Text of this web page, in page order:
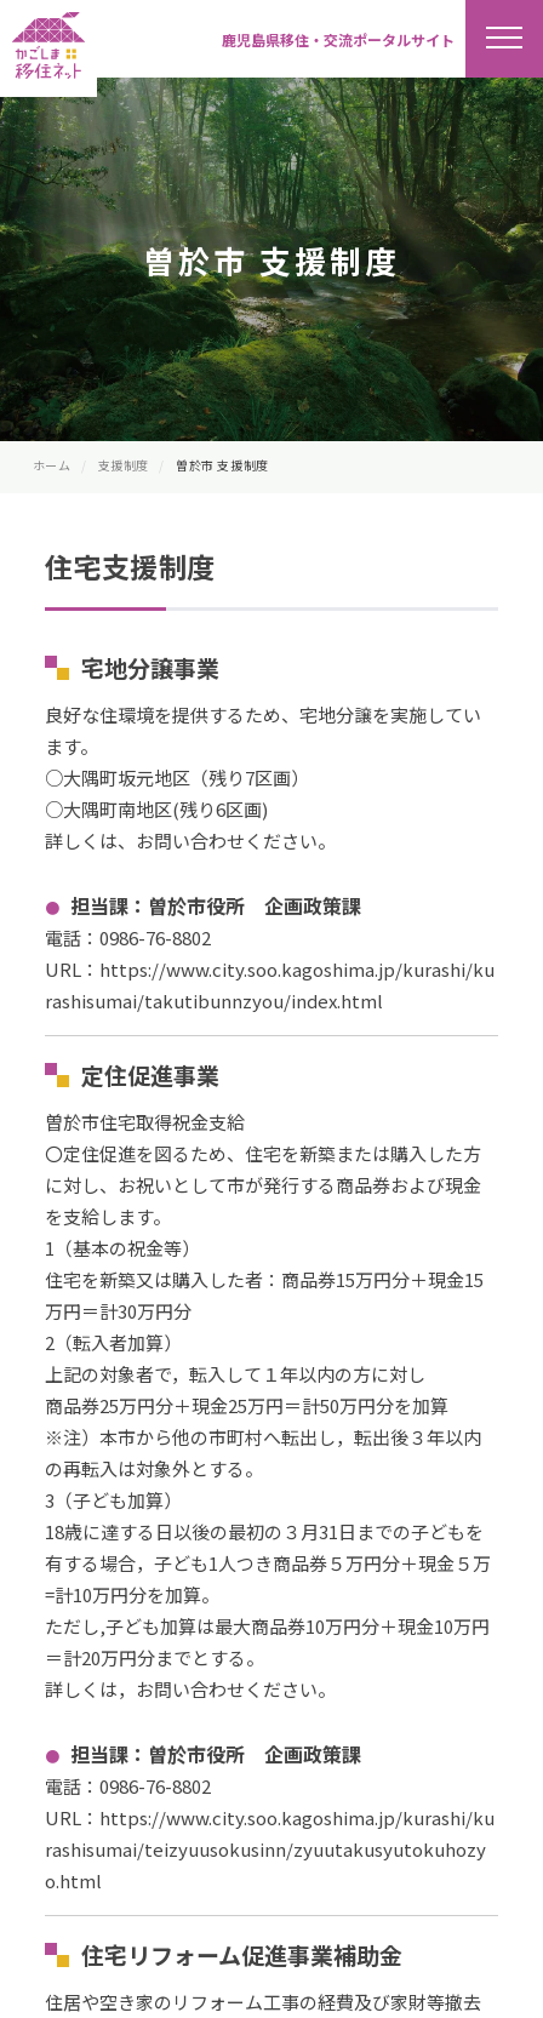
鹿児島県移住・交流ポータルサイト
曽於市 支援制度
ホーム 支援制度 曽於市 支援制度
住宅支援制度
宅地分譲事業
良好な住環境を提供するため、宅地分譲を実施してい
ます。
○大隅町坂元地区（残り7区画）
○大隅町南地区(残り6区画)
詳しくは、お問い合わせください。
担当課：曽於市役所 企画政策課
電話：0986-76-8802
URL： https://www.city.soo.kagoshima.jp/kurashi/ku
rashisumai/takutibunnzyou/index.html
定住促進事業
曽於市住宅取得祝金支給
〇定住促進を図るため、住宅を新築または購入した方
に対し、お祝いとして市が発行する商品券および現金
を支給します。
1（基本の祝金等）
住宅を新築又は購入した者：商品券15万円分＋現金15
万円＝計30万円分
2（転入者加算）
上記の対象者で，転入して１年以内の方に対し
商品券25万円分＋現金25万円＝計50万円分を加算
※注）本市から他の市町村へ転出し，転出後３年以内
の再転入は対象外とする。
3（子ども加算）
18歳に達する日以後の最初の３月31日までの子どもを
有する場合，子ども1人つき商品券５万円分＋現金５万
=計10万円分を加算。
ただし,子ども加算は最大商品券10万円分＋現金10万円
＝計20万円分までとする。
詳しくは，お問い合わせください。
担当課：曽於市役所 企画政策課
電話：0986-76-8802
URL： https://www.city.soo.kagoshima.jp/kurashi/ku
rashisumai/teizyuusokusinn/zyuutakusyutokuhozy
o.html
住宅リフォーム促進事業補助金
住居や空き家のリフォーム工事の経費及び家財等撤去